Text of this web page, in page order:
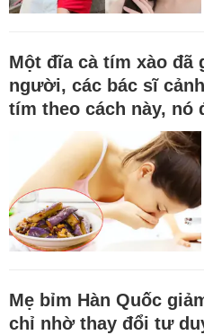
Một đĩa cà tím xào đã
người, các bác sĩ
tím theo cách này, nó
Mẹ bỉm Hàn Quốc
chỉ nhờ thay đổi tư